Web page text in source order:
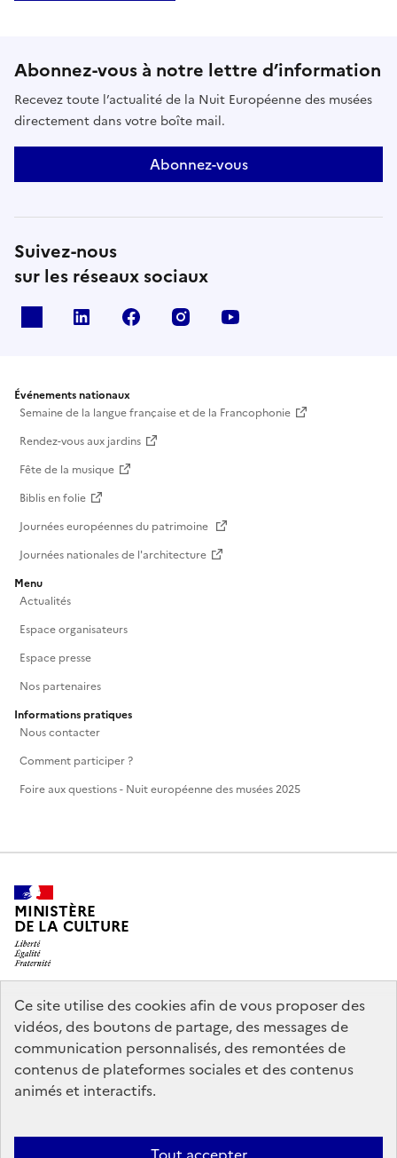
Ce site utilise des cookies afin de vous proposer des
vidéos, des boutons de partage, des messages de
communication personnalisés, des remontées de
contenus de plateformes sociales et des contenus
animés et interactifs.
Abonnez-vous à notre lettre d’information
Recevez toute l’actualité de la Nuit Européenne des musées
directement dans votre boîte mail.
Abonnez-vous
Suivez-nous
sur les réseaux sociaux
Linkedin Facebook Instagram
Événements nationaux
Semaine de la langue française et de la Francophonie
Rendez-vous aux jardins
Fête de la musique
Biblis en folie
Journées européennes du patrimoine
Journées nationales de l'architecture
Menu
Actualités
Espace organisateurs
Espace presse
Nos partenaires
Informations pratiques
Nous contacter
Comment participer ?
Foire aux questions - Nuit européenne des musées 2025
MINISTÈRE
DE LA CULTURE
legifrance.gouv.fr
info.gouv.fr
service-public.gouv.fr
data.gouv.fr
Crédits Accessibilité : partiellement conforme Mentions légales